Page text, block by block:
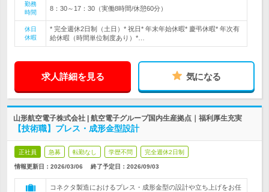
勤務
時間
8：30～17：30（実働8時間/休憩60分）
休日
休暇
* 完全週休2日制（土日）* 祝日* 年末年始休暇* 慶弔休暇* 年次有
給休暇（時間単位制度あり）*…
求人詳細を見る 気になる
山形航空電子株式会社 | 航空電子グループ国内生産拠点｜福利厚生充実
【技術職】プレス・成形金型設計
正社員 急募 転勤なし 学歴不問 完全週休2日制
情報更新日：2026/03/06 終了予定日： 2026/09/03
コネクタ製造におけるプレス・成形金型の設計や立ち上げをお任